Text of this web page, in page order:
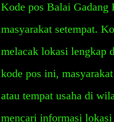
Kode pos Balai Gadang
masyarakat setempat.
melacak lokasi lengkap
kode pos ini,
atau tempat usaha di
mencari informasi